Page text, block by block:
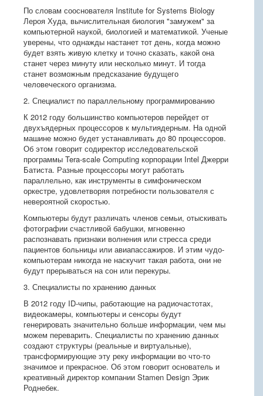
По словам сооснователя Institute for Systems Biology
Лероя Худа, вычислительная биология "замужем" за
компьютерной наукой, биологией и математикой. Ученые
уверены, что однажды настанет тот день, когда можно
будет взять живую клетку и точно сказать, какой она
станет через минуту или несколько минут. И тогда
станет возможным предсказание будущего
человеческого организма.
2. Специалист по параллельному программированию
К 2012 году большинство компьютеров перейдет от
двухъядерных процессоров к мультиядерным. На одной
машине можно будет устанавливать до 80 процессоров.
Об этом говорит содиректор исследовательской
программы Tera-scale Computing корпорации Intel Джерри
Батиста. Разные процессоры могут работать
параллельно, как инструменты в симфоническом
оркестре, удовлетворяя потребности пользователя с
невероятной скоростью.
Компьютеры будут различать членов семьи, отыскивать
фотографии счастливой бабушки, мгновенно
распознавать признаки волнения или стресса среди
пациентов больницы или авиапассажиров. И этим чудо-
компьютерам никогда не наскучит такая работа, они не
будут прерываться на сон или перекуры.
3. Специалисты по хранению данных
В 2012 году ID-чипы, работающие на радиочастотах,
видеокамеры, компьютеры и сенсоры будут
генерировать значительно больше информации, чем мы
можем переварить. Специалисты по хранению данных
создают структуры (реальные и виртуальные),
трансформирующие эту реку информации во что-то
значимое и прекрасное. Об этом говорит основатель и
креативный директор компании Stamen Design Эрик
Роднебек.